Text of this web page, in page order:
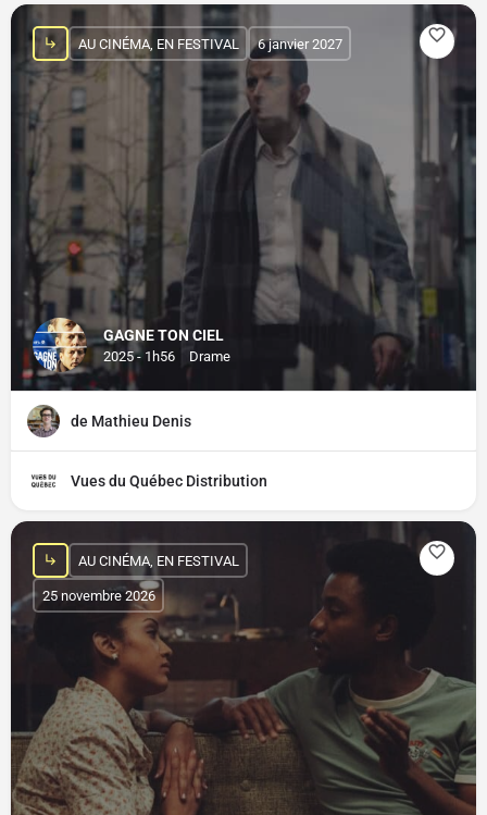
GAGNE TON CIEL
2025 - 1h56 Drame
AU CINÉMA, EN FESTIVAL 6 janvier 2027
de Mathieu Denis
Vues du Québec Distribution
AU CINÉMA, EN FESTIVAL
25 novembre 2026